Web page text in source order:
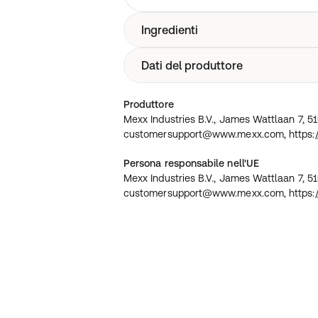
Ingredienti
Per l'elenco vincolante degli
del prodotto consegnato. Trigliceride
laurato, Saccarosio stearato,
Sclerocarya Birrea, Olio di semi di
Nicotinate,
Dati del produttore
Mexx Industries B.V., James Wattlaan
customersupport@www.mexx.com,
493040203990
Produttore
Mexx Industries B.V., James Wattlaan 7,
customersupport@www.mexx.com,
Persona responsabile nell'UE
Mexx Industries B.V., James Wattlaan 7,
customersupport@www.mexx.com,